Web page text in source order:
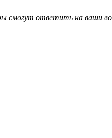
ответить на ваши